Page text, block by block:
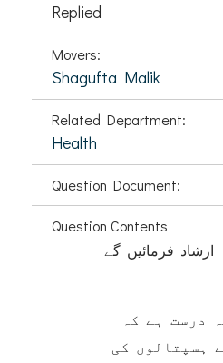
Replied
Movers:
Shagufta Malik
Related Department:
Health
Question Document:
Question Contents
فرمائیں گے
درست ہے کہ
ہسپتالوں کی